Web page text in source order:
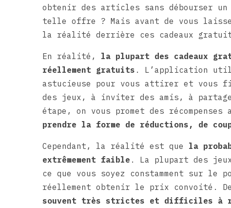
obtenir des articles sans débourser
telle offre ? Mais avant de vous
la réalité derrière ces cadeaux
En réalité, la plupart des cadeaux
réellement gratuits . L’application
astucieuse pour vous attirer et vous
des jeux, à inviter des amis, à
étape, on vous promet des
prendre la forme de réductions, de
Cependant, la réalité est que la
extrêmement faible . La plupart des
ce que vous soyez constamment sur le
réellement obtenir le prix convoité.
souvent très strictes et difficiles à